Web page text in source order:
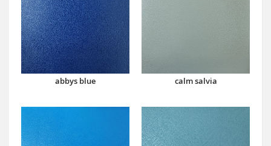
abbys blue calm salvia